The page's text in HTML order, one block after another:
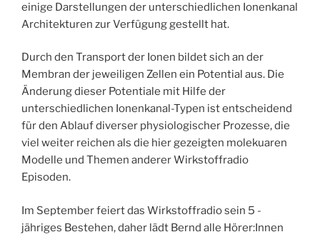
einige Darstellungen der unterschiedlichen Ionenkanal
Architekturen zur Verfügung gestellt hat.
Durch den Transport der Ionen bildet sich an der
Membran der jeweiligen Zellen ein Potential aus. Die
Änderung dieser Potentiale mit Hilfe der
unterschiedlichen Ionenkanal-Typen ist entscheidend
für den Ablauf diverser physiologischer Prozesse, die
viel weiter reichen als die hier gezeigten molekuaren
Modelle und Themen anderer Wirkstoffradio
Episoden.
Im September feiert das Wirkstoffradio sein 5 -
jähriges Bestehen, daher lädt Bernd alle Hörer:Innen